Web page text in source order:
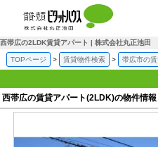
西帯広の2LDK賃貸アパート | 株式会社丸正池田
TOPページ 賃貸物件検索 帯広市の
西帯広の賃貸アパート(2LDK)の物件情報